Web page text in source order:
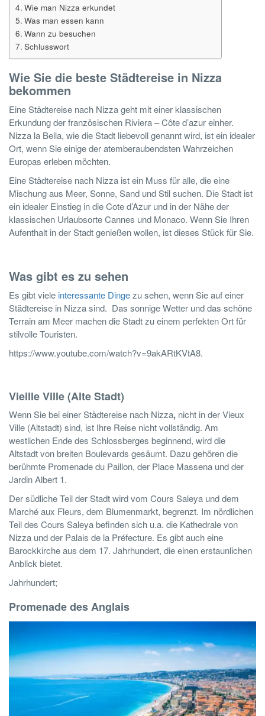
Wie man Nizza erkundet
Was man essen kann
Wann zu besuchen
Schlusswort
Wie Sie die beste Städtereise in Nizza
bekommen
Eine Städtereise nach Nizza geht mit einer klassischen
Erkundung der französischen Riviera – Côte d’azureinher.
Nizza la Bella, wie die Stadt liebevoll genannt wird, ist ein idealer
Ort, wenn Sie einige der atemberaubendsten Wahrzeichen
Europas erleben möchten.
Eine Städtereise nach Nizza ist ein Muss für alle, die eine
Mischung aus Meer, Sonne, Sand und Stil suchen. Die Stadt ist
ein idealer Einstieg in die Cote d’Azur und in der Nähe der
klassischen Urlaubsorte Cannes und Monaco. Wenn Sie Ihren
Aufenthalt in der Stadt genießen wollen, ist dieses Stück für Sie.
Was gibt es zu sehen
Es gibt viele interessante Dingezu sehen, wenn Sie auf einer
Städtereise in Nizza sind. Das sonnige Wetter und das schöne
Terrain am Meer machen die Stadt zu einem perfekten Ort für
stilvolle Touristen.
https://www.youtube.com/watch?v=9akARtKVtA8.
Vieille Ville (Alte Stadt)
Wenn Sie bei einer Städtereise nach Nizza, nicht in der Vieux
Ville (Altstadt) sind, ist Ihre Reise nicht vollständig. Am
westlichen Ende des Schlossberges beginnend, wird die
Altstadt von breiten Boulevards gesäumt. Dazu gehören die
berühmte Promenade du Paillon, der Place Massena und der
Jardin Albert 1.
Der südliche Teil der Stadt wird vom Cours Saleya und dem
Marché aux Fleurs, dem Blumenmarkt, begrenzt. Im nördlichen
Teil des Cours Saleya befinden sich u.a. die Kathedrale von
Nizza und der Palais de la Préfecture. Es gibt auch eine
Barockkirche aus dem 17. Jahrhundert, die einen erstaunlichen
Anblick bietet.
Jahrhundert;
Promenade des Anglais